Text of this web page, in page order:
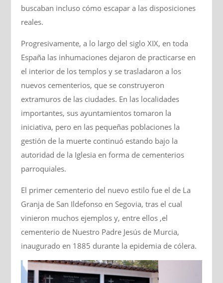
buscaban incluso cómo escapar a las disposiciones
reales.
Progresivamente, a lo largo del siglo XIX, en toda
España las inhumaciones dejaron de practicarse en
el interior de los templos y se trasladaron a los
nuevos cementerios, que se construyeron
extramuros de las ciudades. En las localidades
importantes, sus ayuntamientos tomaron la
iniciativa, pero en las pequeñas poblaciones la
gestión de la muerte continuó estando bajo la
autoridad de la Iglesia en forma de cementerios
parroquiales.
El primer cementerio del nuevo estilo fue el de La
Granja de San Ildefonso en Segovia, tras el cual
vinieron muchos ejemplos y, entre ellos ,el
cementerio de Nuestro Padre Jesús de Murcia,
inaugurado en 1885 durante la epidemia de cólera.